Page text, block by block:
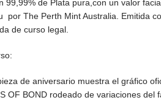
99,99% de Plata pura,con un valor
por The Perth Mint Australia. Emitida
de curso legal.
de aniversario muestra el gráfico
OF BOND rodeado de variaciones del